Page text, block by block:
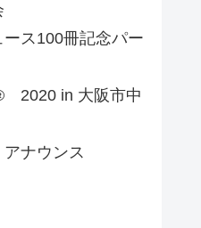
ス100冊記念パー
2020 in 大阪市中
ナウンス